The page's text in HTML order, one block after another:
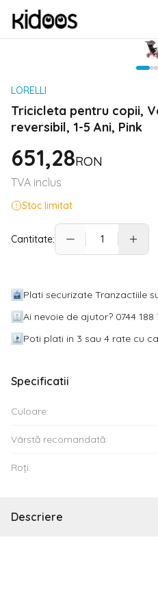
LORELLI
Tricicleta pentru copii,
reversibil, 1-5 Ani, Pink
651,28RON
TVA inclus
Stoc limitat
Cantitate:
Plati securizate Tranzactiile
Ai nevoie de ajutor? 0744 188
Poti plati in 3 sau 4 rate cu
Specificatii
Culoare:
Vârstă recomandată:
Roți:
Descriere